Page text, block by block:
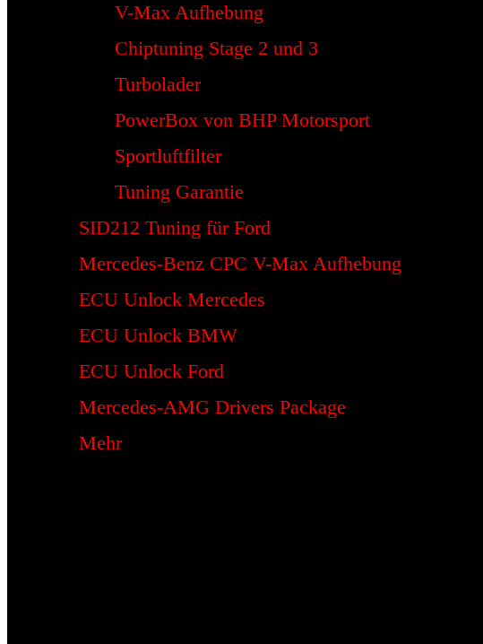
V-Max Aufhebung
Chiptuning Stage 2 und 3
Turbolader
PowerBox von BHP Motorsport
Sportluftfilter
Tuning Garantie
SID212 Tuning für Ford
Mercedes-Benz CPC V-Max Aufhebung
ECU Unlock Mercedes
ECU Unlock BMW
ECU Unlock Ford
Mercedes-AMG Drivers Package
Mehr